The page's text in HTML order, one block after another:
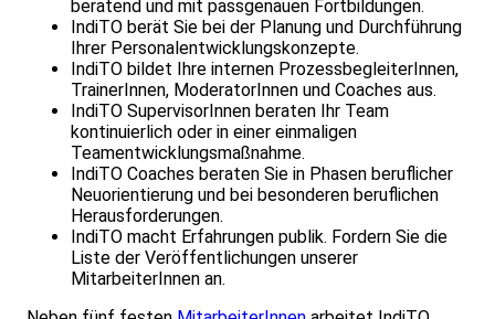
beratend und mit passgenauen Fortbildungen.
IndiTO berät Sie bei der Planung und Durchführung
Ihrer Personalentwicklungskonzepte.
IndiTO bildet Ihre internen ProzessbegleiterInnen,
TrainerInnen, ModeratorInnen und Coaches aus.
IndiTO SupervisorInnen beraten Ihr Team
kontinuierlich oder in einer einmaligen
Teamentwicklungsmaßnahme.
IndiTO Coaches beraten Sie in Phasen beruflicher
Neuorientierung und bei besonderen beruflichen
Herausforderungen.
IndiTO macht Erfahrungen publik. Fordern Sie die
Liste der Veröffentlichungen unserer
MitarbeiterInnen an.